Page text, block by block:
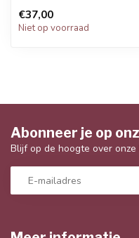
€37,00
Niet op voorraad
Abonneer je op
Blijf op de hoogte over